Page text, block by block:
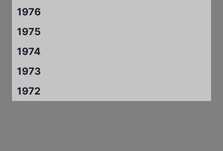
1976
1975
1974
1973
1972